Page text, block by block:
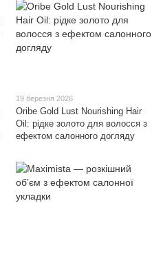
19 березня 2026
Oribe Gold Lust Nourishing Hair
Oil: рідке золото для волосся з
ефектом салонного догляду